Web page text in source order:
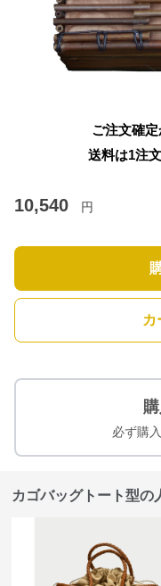
ご注文確
送料は1注
10,540 円
カ
必ず購
カゴバッグトート型の